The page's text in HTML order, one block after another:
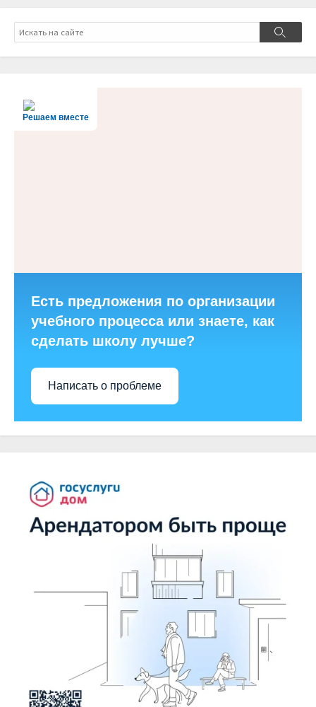
Поиск
Поиск
Решаем вместе
Есть предложения по организации
учебного процесса или знаете, как
сделать школу лучше?
Написать о проблеме